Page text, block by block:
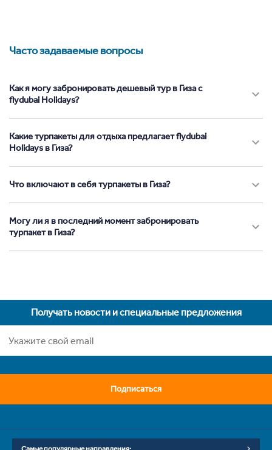
Часто задаваемые вопросы
Как я могу забронировать дешевый тур в Гиза с
flydubai Holidays?
Какие турпакеты для отдыха предлагает flydubai
Holidays в Гиза?
Что включают в себя турпакеты в Гиза?
Могу ли я в последний момент забронировать
турпакет в Гиза?
Получать новости и специальные предложения
Подписаться